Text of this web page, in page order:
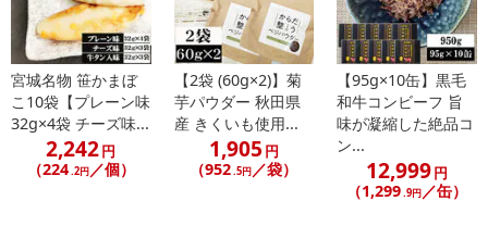
【配送伝票番号について】
※配送形態がメール便の商品については、商品の発送完了後、配送
伝票番号がマイページに表示されない場合もございます。
【配送日時の指定について】
※配送日時の指定が可能な商品の場合、商品によってご指定できる
配送日、配送時間が異なる可能性がございます。
カート機能をご利用の場合は、配送日時指定をご利用いただけませ
宮城名物 笹かまぼ
こ10袋【プレーン味
32g×4袋 チーズ味...
2,242円
（224.2円／個）
【2袋 (60g×2)】菊
芋パウダー 秋田県
産 きくいも使用...
1,905 円
（952.5円／袋）
【95g×10缶】黒毛
和牛コンビーフ 旨
味が凝縮した絶品コ
ン...
12,999円
（1,299.9円／缶）